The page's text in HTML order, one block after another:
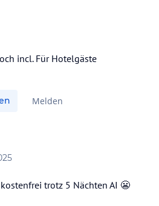
incl. Für Hotelgäste
Melden
trotz 5 Nächten AI 😬